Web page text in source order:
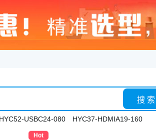
HYC52-USBC24-080 HYC37-HDMIA19-160
搜 索
Hot